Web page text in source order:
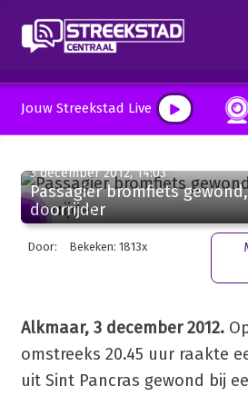
Jouw Streekstad Live
3 december 2012, 14:03
Passagier bromfiets
doorrijder
Door: Bekeken: 1813x
Alkmaar, 3 december 2012.
omstreeks 20.45 uur raakte
uit Sint Pancras gewond bij